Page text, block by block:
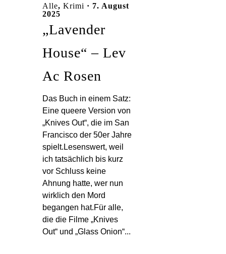
Alle, Krimi · 7. August
2025
„Lavender
House“ – Lev
Ac Rosen
Das Buch in einem Satz:
Eine queere Version von
„Knives Out“, die im San
Francisco der 50er Jahre
spielt.Lesenswert, weil
ich tatsächlich bis kurz
vor Schluss keine
Ahnung hatte, wer nun
wirklich den Mord
begangen hat.Für alle,
die die Filme „Knives
Out“ und „Glass Onion“...